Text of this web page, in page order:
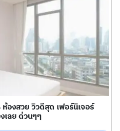
องสวย วิวดีสุด เฟอร์นิเจอร์
เลย ด่วนๆๆ